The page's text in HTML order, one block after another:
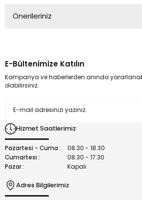
Önerileriniz
kullanarak tarafımıza iletebilirsiniz.
Görüş ve önerileriniz için teşekkür ederiz.
Ürün açıklamasında eksik bilgiler
Bu ürüne benzer farklı alternatifler olmalı.
E-Bültenimize Katılın
Kampanya ve haberlerden anında
olabilirsiniz.
Hizmet Saatlerimiz
Pazartesi - Cuma :
08.30 - 18.30
Cumartesi :
08.30 - 17.30
Pazar :
Kapalı
Adres Bilgilerimiz